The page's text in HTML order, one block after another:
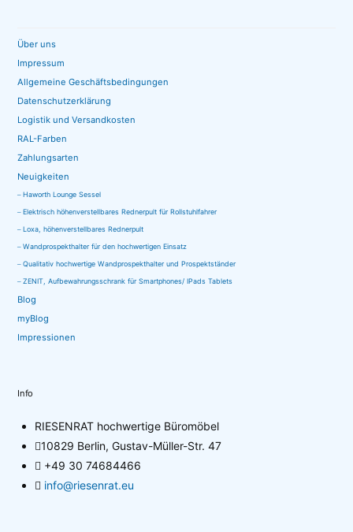
Über uns
Impressum
Allgemeine Geschäftsbedingungen
Datenschutzerklärung
Logistik und Versandkosten
RAL-Farben
Zahlungsarten
Neuigkeiten
Haworth Lounge Sessel
Elektrisch höhenverstellbares Rednerpult für Rollstuhlfahrer
Loxa, höhenverstellbares Rednerpult
Wandprospekthalter für den hochwertigen Einsatz
Qualitativ hochwertige Wandprospekthalter und Prospektständer
ZENIT, Aufbewahrungsschrank für Smartphones/ IPads Tablets
Blog
myBlog
Impressionen
Info
RIESENRAT hochwertige Büromöbel
10829 Berlin, Gustav-Müller-Str. 47
+49 30 74684466
info@riesenrat.eu